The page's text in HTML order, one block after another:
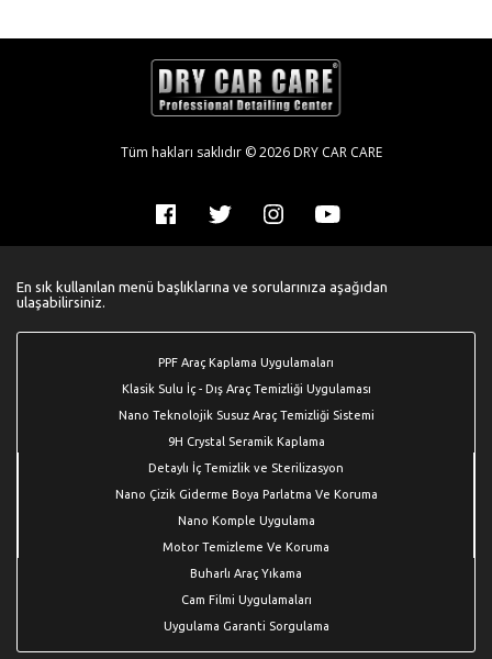
Tüm hakları saklıdır © 2026 DRY CAR CARE
En sık kullanılan menü başlıklarına ve sorularınıza aşağıdan
ulaşabilirsiniz.
PPF Araç Kaplama Uygulamaları
Klasik Sulu İç - Dış Araç Temizliği Uygulaması
Nano Teknolojik Susuz Araç Temizliği Sistemi
9H Crystal Seramik Kaplama
Detaylı İç Temizlik ve Sterilizasyon
Nano Çizik Giderme Boya Parlatma Ve Koruma
Nano Komple Uygulama
Motor Temizleme Ve Koruma
Buharlı Araç Yıkama
Cam Filmi Uygulamaları
Uygulama Garanti Sorgulama